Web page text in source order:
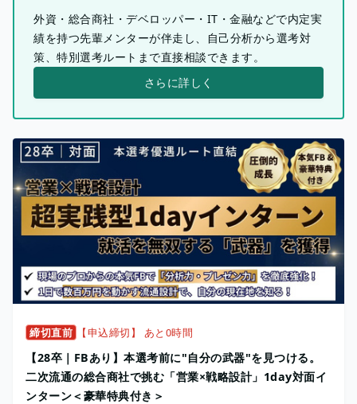
外資・総合商社・デベロッパー・IT・金融などで内定実
績を持つ先輩メンターが伴走し、自己分析から選考対
策、特別選考ルートまで直接相談できます。
さらに詳しく
締切直前 【申込締切】 あと0時間
【28卒｜FBあり】本選考前に"自分の武器"を見つける。
二次流通の総合商社で挑む「営業×戦略設計」1day対面イ
ンターン＜豪華特典付き＞